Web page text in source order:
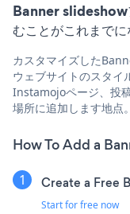
Banner slideshow
むことがこれまで
カスタマイズした
ウェブサイトのスタ
Instamojoページ、投
場所に追加します地点。
How To Add a
Create a Free
Start for free now